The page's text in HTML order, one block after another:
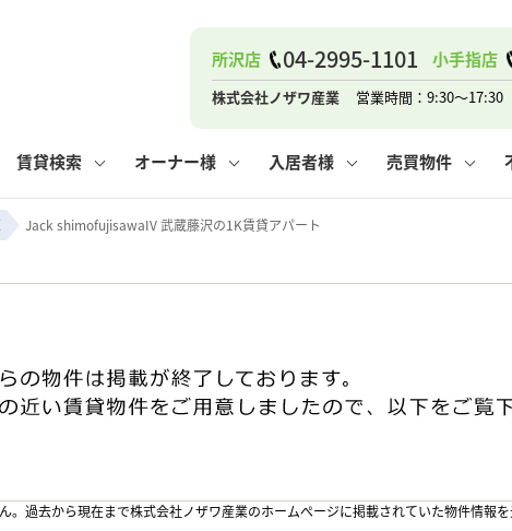
所沢店 04-2995-1101 小手指店
株式会社ノザワ産業 営業時間：9:30～
賃貸検索 オーナー様 入居者様 売買物件
閲覧履歴 保存した検索条件
管理のご依頼
住まいのトラブルQ&A お住まいの解約手続き
よくある質問 マンションVS戸建て
媒介契約の種類 売却時の諸費用
スタッフブログ 個人情報保
店
Jack shimofujisawaIV 武蔵藤沢の1K賃貸アパート
過去から現在まで株式会社ノザワ産業のホームぺージに掲載されていた物件情報を